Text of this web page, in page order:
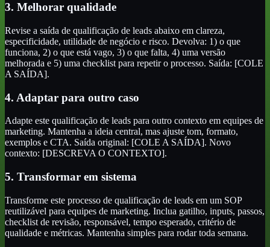
3. Melhorar qualidade
Revise a saída de qualificação de leads abaixo em clareza,
especificidade, utilidade de negócio e risco. Devolva: 1) o que
funciona, 2) o que está vago, 3) o que falta, 4) uma versão
melhorada e 5) uma checklist para repetir o processo. Saída: [COLE
A SAÍDA].
4. Adaptar para outro caso
Adapte este qualificação de leads para outro contexto em equipes de
marketing. Mantenha a ideia central, mas ajuste tom, formato,
exemplos e CTA. Saída original: [COLE A SAÍDA]. Novo
contexto: [DESCREVA O CONTEXTO].
5. Transformar em sistema
Transforme este processo de qualificação de leads em um SOP
reutilizável para equipes de marketing. Inclua gatilho, inputs, passos,
checklist de revisão, responsável, tempo esperado, critério de
qualidade e métricas. Mantenha simples para rodar toda semana.